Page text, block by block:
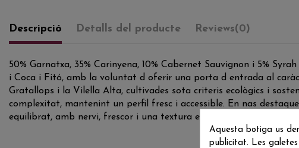
Descripció Detalls del producte Reviews(0)
50% Garnatxa, 35% Carinyena, 10% Cabernet Sauvignon i 5%
i Coca i Fitó, amb la voluntat d oferir una porta d entrada al
Gratallops i la Vilella Alta, cultivades sota criteris ecològics i
complexitat, mantenint un perfil fresc i accessible. En nas
equilibrat, amb nervi, frescor i una textura envolvent que combina
Aquesta botiga us
publicitat. Les